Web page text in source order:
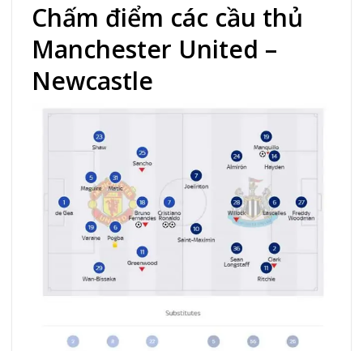
Chấm điểm các cầu thủ
Manchester United –
Newcastle